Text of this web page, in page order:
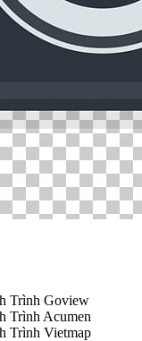
Trình Goview
Trình Acumen
Trình Vietmap